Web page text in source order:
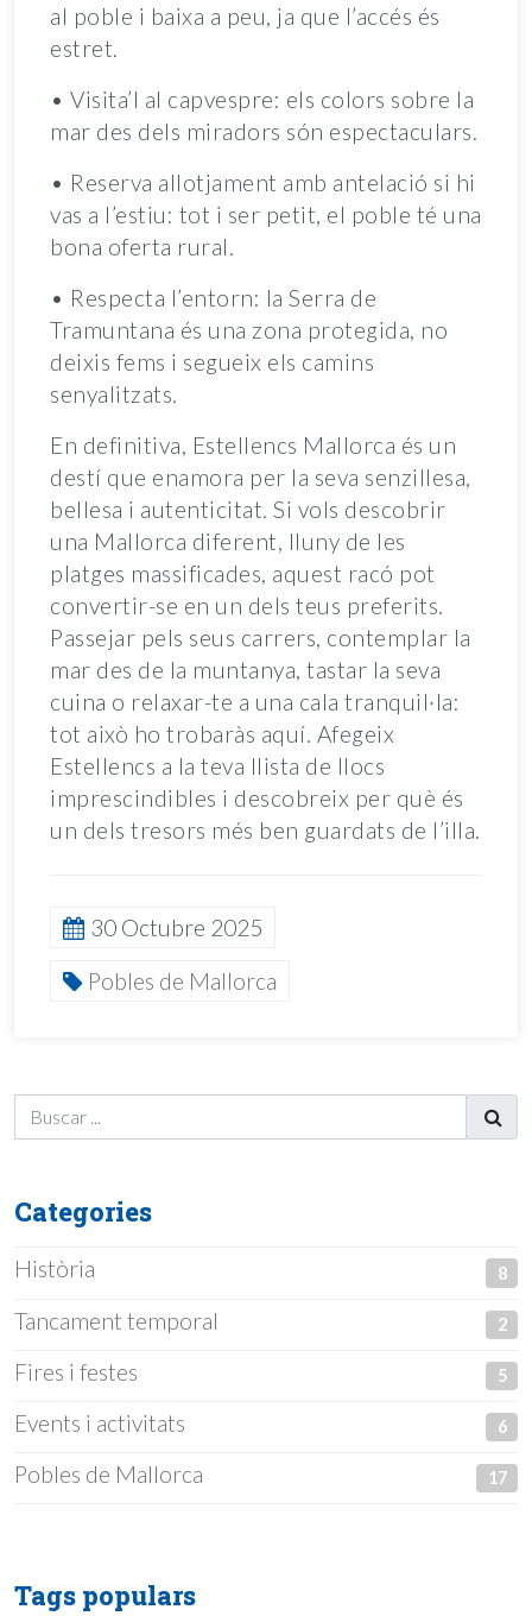
al poble i baixa a peu, ja que l’accés és
estret.
• Visita’l al capvespre: els colors sobre la
mar des dels miradors són espectaculars.
• Reserva allotjament amb antelació si hi
vas a l’estiu: tot i ser petit, el poble té una
bona oferta rural.
• Respecta l’entorn: la Serra de
Tramuntana és una zona protegida, no
deixis fems i segueix els camins
senyalitzats.
En definitiva, Estellencs Mallorca és un
destí que enamora per la seva senzillesa,
bellesa i autenticitat. Si vols descobrir
una Mallorca diferent, lluny de les
platges massificades, aquest racó pot
convertir-se en un dels teus preferits.
Passejar pels seus carrers, contemplar la
mar des de la muntanya, tastar la seva
cuina o relaxar-te a una cala tranquil·la:
tot això ho trobaràs aquí. Afegeix
Estellencs a la teva llista de llocs
imprescindibles i descobreix per què és
un dels tresors més ben guardats de l’illa.
30 Octubre 2025
Pobles de Mallorca
Categories
Història 8
Tancament temporal 2
Fires i festes 5
Events i activitats 6
Pobles de Mallorca 17
Tags populars